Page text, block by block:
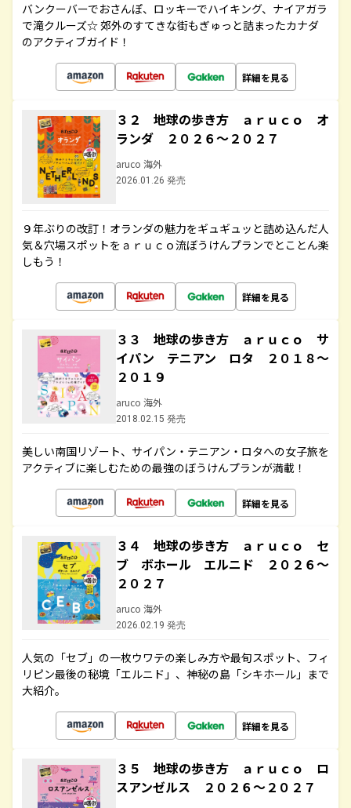
バンクーバーでおさんぽ、ロッキーでハイキング、ナイアガラ
で滝クルーズ☆ 郊外のすてきな街もぎゅっと詰まったカナダ
のアクティブガイド！
詳細を見る
３２ 地球の歩き方 ａｒｕｃｏ オ
ランダ ２０２６～２０２７
aruco 海外
2026.01.26 発売
９年ぶりの改訂！オランダの魅力をギュギュッと詰め込んだ人
気＆穴場スポットをａｒｕｃｏ流ぼうけんプランでとことん楽
しもう！
詳細を見る
３３ 地球の歩き方 ａｒｕｃｏ サ
イパン テニアン ロタ ２０１８～
２０１９
aruco 海外
2018.02.15 発売
美しい南国リゾート、サイパン・テニアン・ロタへの女子旅を
アクティブに楽しむための最強のぼうけんプランが満載！
詳細を見る
３４ 地球の歩き方 ａｒｕｃｏ セ
ブ ボホール エルニド ２０２６～
２０２７
aruco 海外
2026.02.19 発売
人気の「セブ」の一枚ウワテの楽しみ方や最旬スポット、フィ
リピン最後の秘境「エルニド」、神秘の島「シキホール」まで
大紹介。
詳細を見る
３５ 地球の歩き方 ａｒｕｃｏ ロ
スアンゼルス ２０２６～２０２７